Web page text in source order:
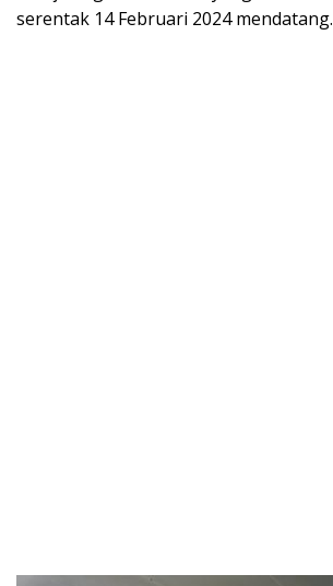
serentak 14 Februari 2024 mendatang.